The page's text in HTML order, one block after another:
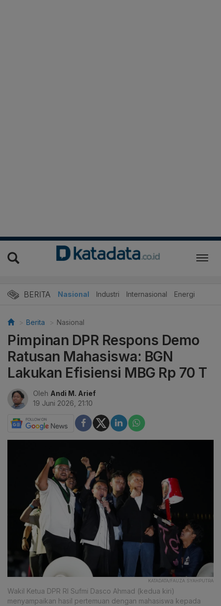
BERITA Nasional Industri Internasional Energi
Berita Nasional
Pimpinan DPR Respons Demo
Ratusan Mahasiswa: BGN
Lakukan Efisiensi MBG Rp 70 T
Oleh Andi M. Arief
19 Juni 2026, 21:10
KATADATA/FAUZA SYAHPUTRA
Wakil Ketua DPR RI Sufmi Dasco Ahmad (kedua kiri)
menyampaikan hasil pertemuan dengan mahasiswa kepada